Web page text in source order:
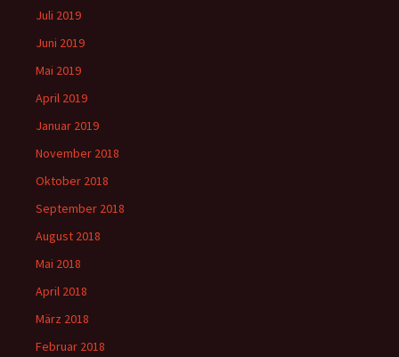
Juli 2019
Juni 2019
Mai 2019
April 2019
Januar 2019
November 2018
Oktober 2018
September 2018
August 2018
Mai 2018
April 2018
März 2018
Februar 2018